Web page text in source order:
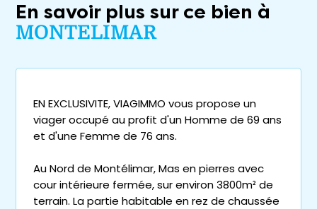
En savoir plus sur ce bien à
MONTELIMAR
EN EXCLUSIVITE, VIAGIMMO vous propose un
viager occupé au profit d'un Homme de 69 ans
et d'une Femme de 76 ans.
Au Nord de Montélimar, Mas en pierres avec
cour intérieure fermée, sur environ 3800m² de
terrain. La partie habitable en rez de chaussée